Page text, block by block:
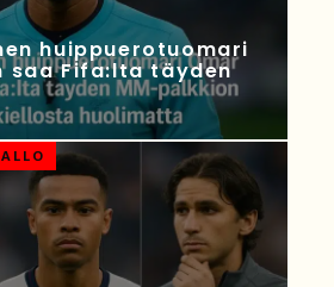
huippuerotuomari
saa Fifa:lta täyden